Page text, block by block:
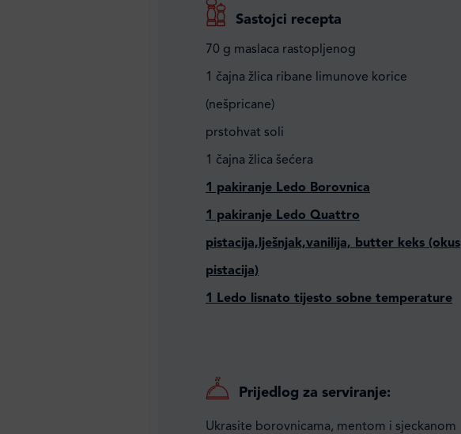
Sastojci recepta
70 g maslaca rastopljenog
1 čajna žlica ribane limunove korice
(nešpricane)
prstohvat soli
1 čajna žlica šećera
1 pakiranje Ledo Borovnica
1 pakiranje Ledo Quattro
pistacija,lješnjak,vanilija, butter keks (okus
pistacija)
1 Ledo lisnato tijesto sobne temperature
Prijedlog za serviranje:
Ukrasite borovnicama, mentom i sjeckanom